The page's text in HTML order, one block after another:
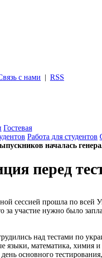
с нами | RSS
Гостевая
Работа для студентов
началась
перед
сессией прошла по
участие нужно было
над тестами по
языки, математика, химия
основного